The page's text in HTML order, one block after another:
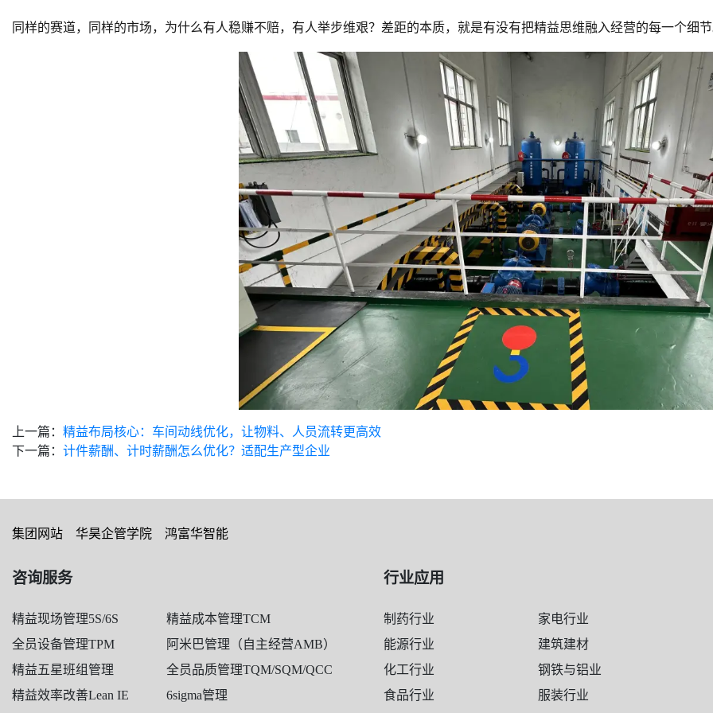
同样的赛道，同样的市场，为什么有人稳赚不赔，有人举步维艰？差距的本质，就是有没有把精益思维融入经营的每一个细
上一篇： 精益布局核心：车间动线优化，让物料、人员流转更高效
下一篇： 计件薪酬、计时薪酬怎么优化？适配生产型企业
集团网站 华昊企管学院 鸿富华智能
咨询服务
精益现场管理5S/6S
全员设备管理TPM
精益五星班组管理
精益效率改善Lean IE
精益成本管理TCM
阿米巴管理（自主经营AMB）
全员品质管理TQM/SQM/QCC
6sigma管理
行业应用
制药行业
能源行业
化工行业
食品行业
家电行业
建筑建材
钢铁与铝业
服装行业